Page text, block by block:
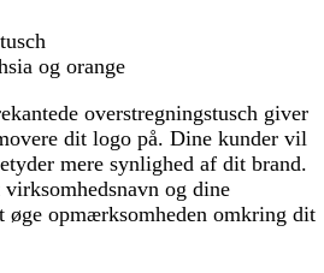
og orange
overstregningstusch giver
dit logo på. Dine kunder vil
mere synlighed af dit brand.
og dine
øge opmærksomheden omkring dit